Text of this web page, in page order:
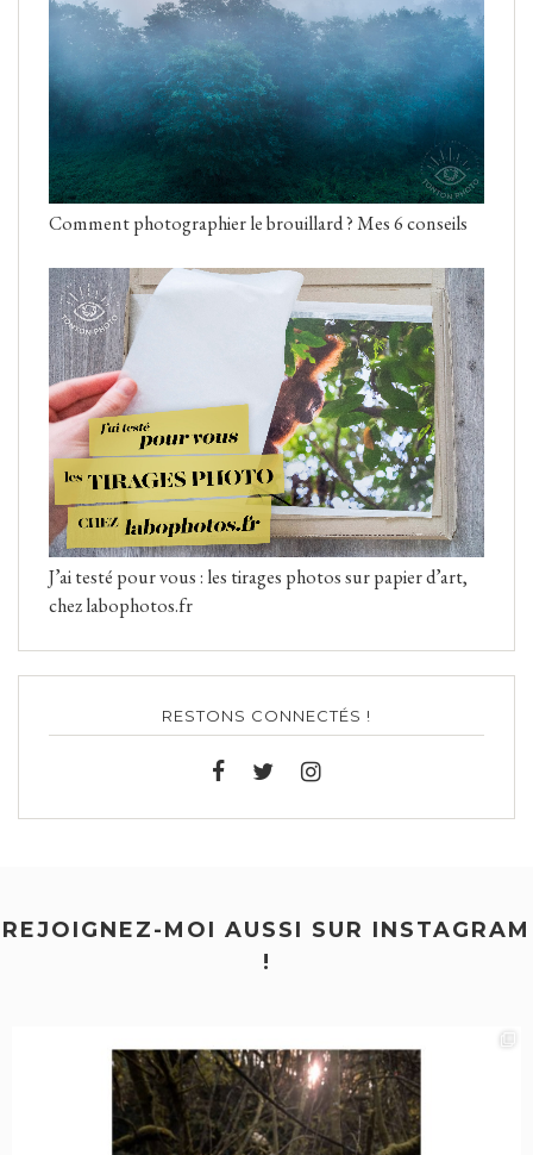
Comment photographier le brouillard ? Mes 6 conseils
J’ai testé pour vous : les tirages photos sur papier d’art,
chez labophotos.fr
RESTONS CONNECTÉS !
REJOIGNEZ-MOI AUSSI SUR INSTAGRAM
!